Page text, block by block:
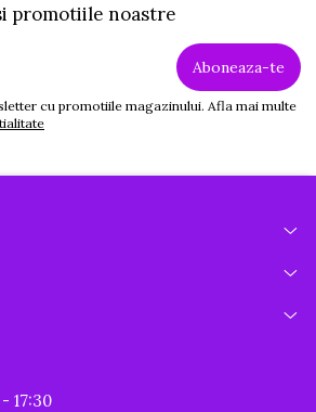
promotiile noastre
cu promotiile magazinului. Afla mai multe
17:30